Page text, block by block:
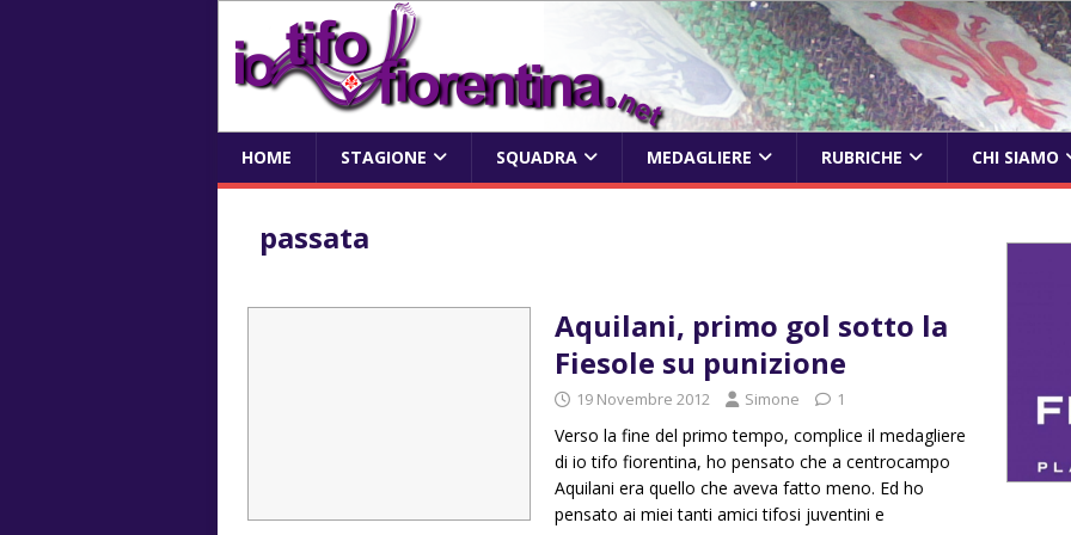
HOME STAGIONE SQUADRA MEDAGLIERE RUBRICHE CHI SIAMO
passata
Aquilani, primo gol sotto la
Fiesole su punizione
19 Novembre 2012 Simone 1
Verso la fine del primo tempo, complice il medagliere
di io tifo fiorentina, ho pensato che a centrocampo
Aquilani era quello che aveva fatto meno. Ed ho
pensato ai miei tanti amici tifosi juventini e